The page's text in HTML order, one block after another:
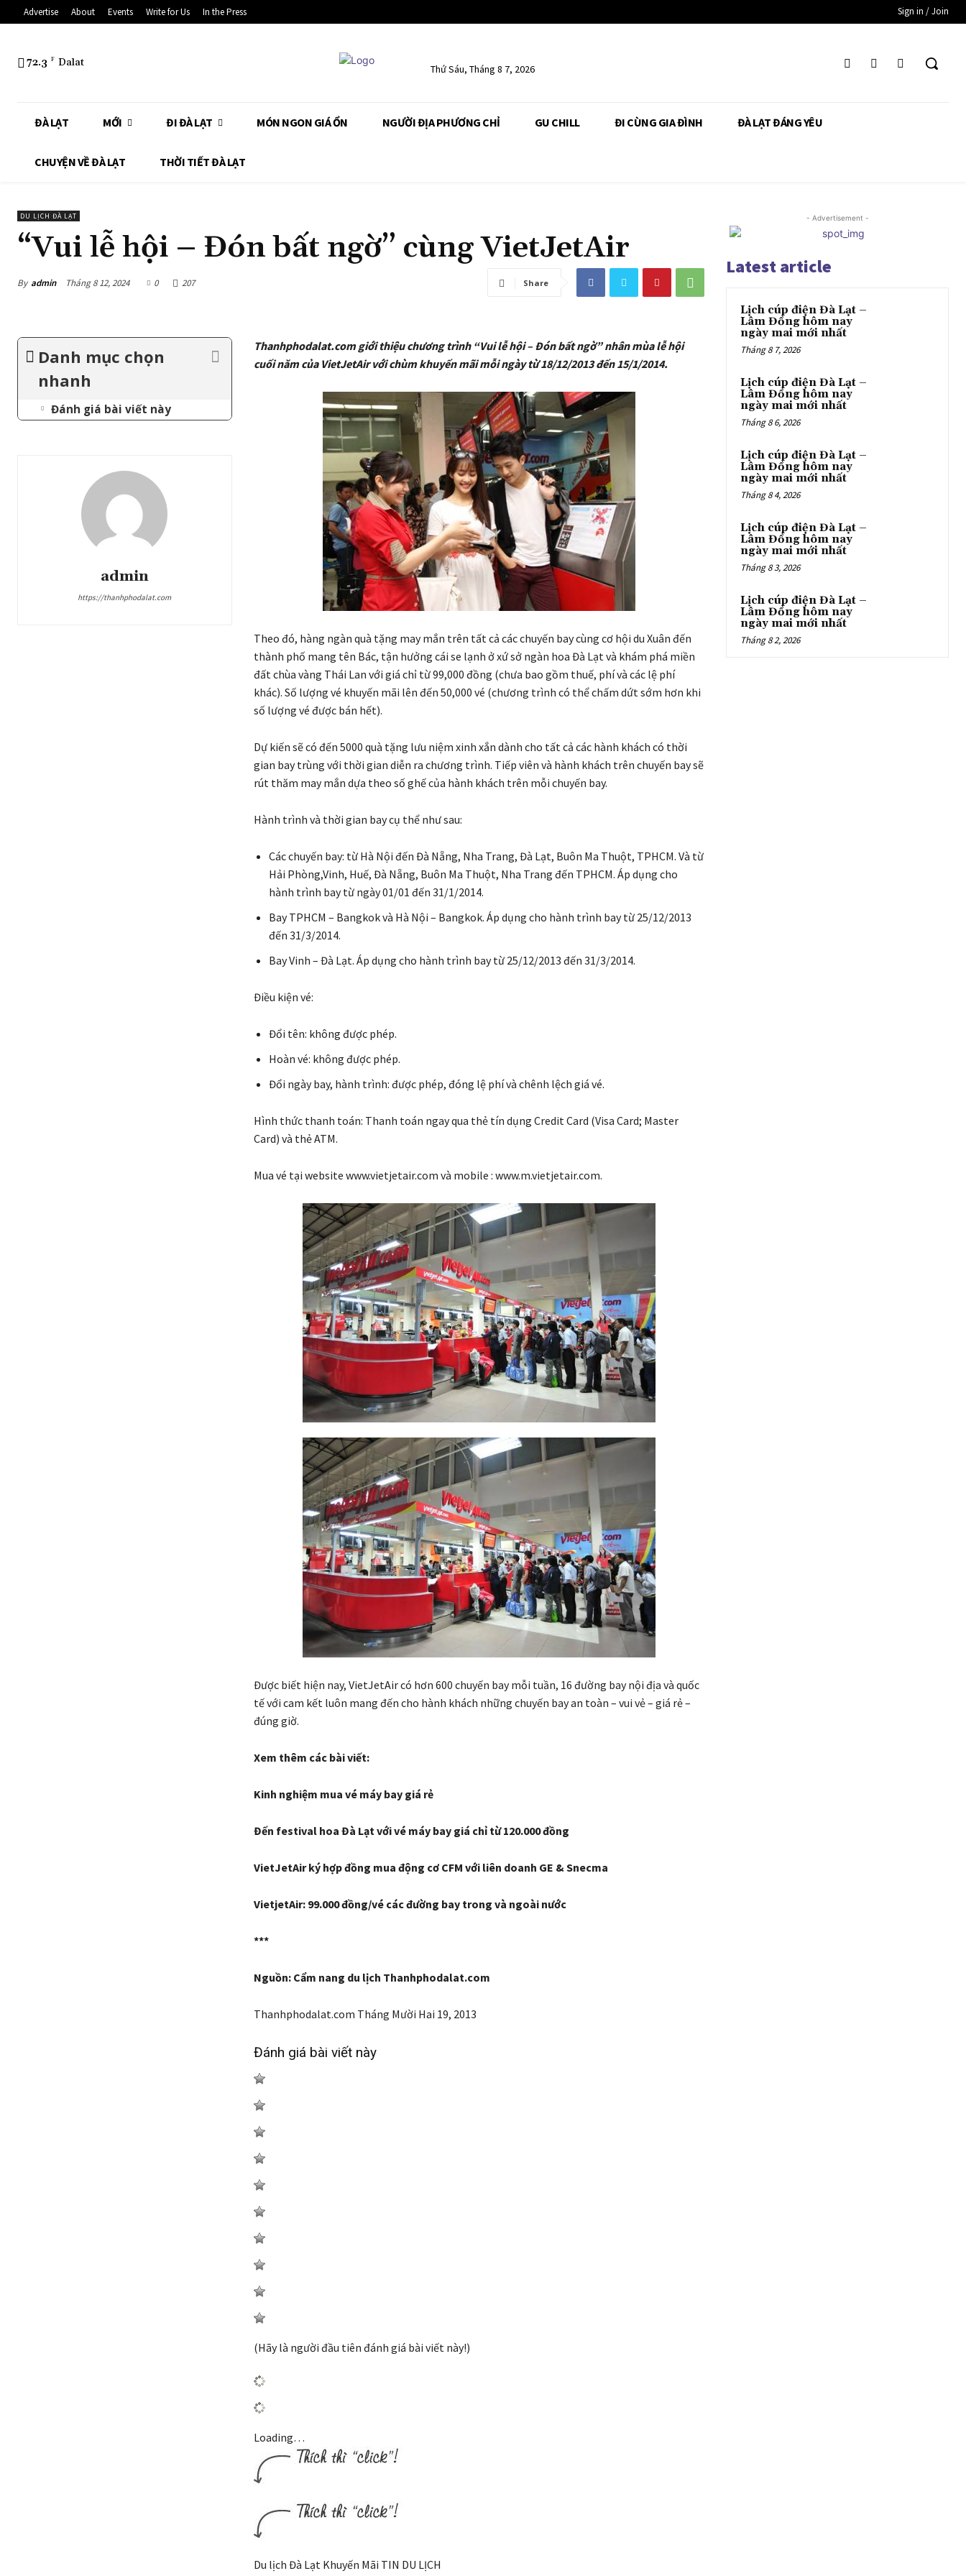
Advertise About Events Write for Us In the Press Sign in / Join
72.3 F Dalat Thứ Sáu, Tháng 8 7, 2026
ĐÀ LẠT MỚI ĐI ĐÀ LẠT MÓN NGON GIÁ ỔN NGƯỜI ĐỊA PHƯƠNG CHỈ GU CHILL ĐI CÙNG GIA ĐÌNH ĐÀ LẠT ĐÁNG YÊU
CHUYỆN VỀ ĐÀ LẠT THỜI TIẾT ĐÀ LẠT
DU LỊCH ĐÀ LẠT
“Vui lễ hội – Đón bất ngờ” cùng VietJetAir
By admin Tháng 8 12, 2024 0 207 Share
Danh mục chọn
nhanh
Đánh giá bài viết này
admin
https://thanhphodalat.com
Thanhphodalat.com giới thiệu chương trình “Vui lễ hội – Đón bất ngờ” nhân mùa lễ hội
cuối năm của VietJetAir với chùm khuyến mãi mỗi ngày từ 18/12/2013 đến 15/1/2014.
Theo đó, hàng ngàn quà tặng may mắn trên tất cả các chuyến bay cùng cơ hội du Xuân đến
thành phố mang tên Bác, tận hưởng cái se lạnh ở xứ sở ngàn hoa Đà Lạt và khám phá miền
đất chùa vàng Thái Lan với giá chỉ từ 99,000 đồng (chưa bao gồm thuế, phí và các lệ phí
khác). Số lượng vé khuyến mãi lên đến 50,000 vé (chương trình có thể chấm dứt sớm hơn khi
số lượng vé được bán hết).
Dự kiến sẽ có đến 5000 quà tặng lưu niệm xinh xắn dành cho tất cả các hành khách có thời
gian bay trùng với thời gian diễn ra chương trình. Tiếp viên và hành khách trên chuyến bay sẽ
rút thăm may mắn dựa theo số ghế của hành khách trên mỗi chuyến bay.
Hành trình và thời gian bay cụ thể như sau:
Các chuyến bay: từ Hà Nội đến Đà Nẵng, Nha Trang, Đà Lạt, Buôn Ma Thuột, TPHCM. Và từ
Hải Phòng,Vinh, Huế, Đà Nẵng, Buôn Ma Thuột, Nha Trang đến TPHCM. Áp dụng cho
hành trình bay từ ngày 01/01 đến 31/1/2014.
Bay TPHCM – Bangkok và Hà Nội – Bangkok. Áp dụng cho hành trình bay từ 25/12/2013
đến 31/3/2014.
Bay Vinh – Đà Lạt. Áp dụng cho hành trình bay từ 25/12/2013 đến 31/3/2014.
Điều kiện vé:
Đổi tên: không được phép.
Hoàn vé: không được phép.
Đổi ngày bay, hành trình: được phép, đóng lệ phí và chênh lệch giá vé.
Hình thức thanh toán: Thanh toán ngay qua thẻ tín dụng Credit Card (Visa Card; Master
Card) và thẻ ATM.
Mua vé tại website www.vietjetair.com và mobile : www.m.vietjetair.com.
Được biết hiện nay, VietJetAir có hơn 600 chuyến bay mỗi tuần, 16 đường bay nội địa và quốc
tế với cam kết luôn mang đến cho hành khách những chuyến bay an toàn – vui vẻ – giá rẻ –
đúng giờ.
Xem thêm các bài viết:
Kinh nghiệm mua vé máy bay giá rẻ
Đến festival hoa Đà Lạt với vé máy bay giá chỉ từ 120.000 đồng
VietJetAir ký hợp đồng mua động cơ CFM với liên doanh GE & Snecma
VietjetAir: 99.000 đồng/vé các đường bay trong và ngoài nước
***
Nguồn: Cẩm nang du lịch Thanhphodalat.com
Thanhphodalat.com Tháng Mười Hai 19, 2013
Đánh giá bài viết này
(Hãy là người đầu tiên đánh giá bài viết này!)
Loading…
Du lịch Đà Lạt Khuyến Mãi TIN DU LỊCH
- Advertisement -
Latest article
Lịch cúp điện Đà Lạt –
Lâm Đồng hôm nay
ngày mai mới nhất
Tháng 8 7, 2026
Lịch cúp điện Đà Lạt –
Lâm Đồng hôm nay
ngày mai mới nhất
Tháng 8 6, 2026
Lịch cúp điện Đà Lạt –
Lâm Đồng hôm nay
ngày mai mới nhất
Tháng 8 4, 2026
Lịch cúp điện Đà Lạt –
Lâm Đồng hôm nay
ngày mai mới nhất
Tháng 8 3, 2026
Lịch cúp điện Đà Lạt –
Lâm Đồng hôm nay
ngày mai mới nhất
Tháng 8 2, 2026